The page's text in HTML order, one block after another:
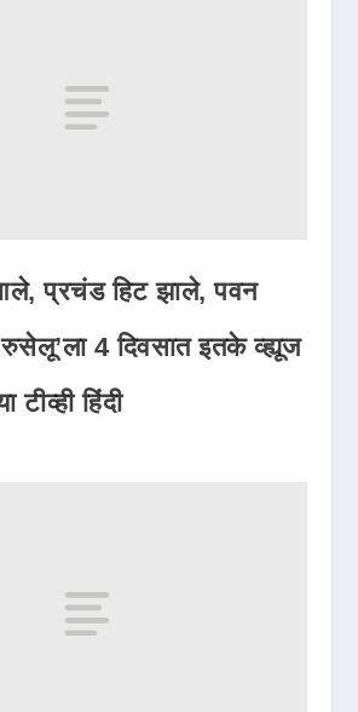
प्रचंड हिट झाले, पवन
रुसेलू’ला 4 दिवसात इतके व्ह्यूज
टीव्ही हिंदी